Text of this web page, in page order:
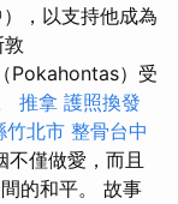
，以支持他成為
Pokahontas）受
推拿 護照換發
竹北市 整骨台中
不僅做愛，而且
的和平。 故事